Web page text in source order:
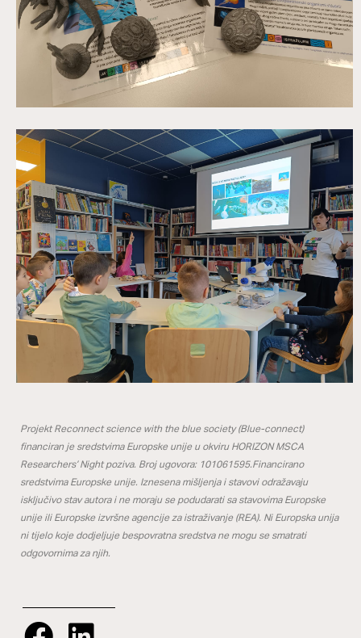
Projekt Reconnect science with the blue society (Blue-connect)
financiran je sredstvima Europske unije u okviru HORIZON MSCA
Researchers’ Night poziva. Broj ugovora: 101061595.Financirano
sredstvima Europske unije. Iznesena mišljenja i stavovi odražavaju
isključivo stav autora i ne moraju se podudarati sa stavovima Europske
unije ili Europske izvršne agencije za istraživanje (REA). Ni Europska unija
ni tijelo koje dodjeljuje bespovratna sredstva ne mogu se smatrati
odgovornima za njih.